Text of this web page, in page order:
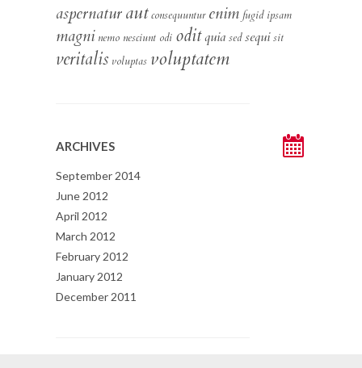
aspernaturaut consequuntur enim fugid ipsam
magni nemo nesciunt odi oditquia sed sequi sit
veritalis voluptas voluptatem
ARCHIVES
September 2014
June 2012
April 2012
March 2012
February 2012
January 2012
December 2011